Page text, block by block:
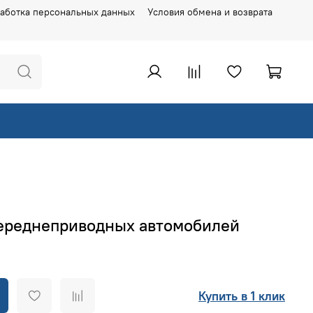
персональных данных Условия обмена и возврата
автомобилей
Купить в 1 клик